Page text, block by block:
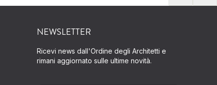
NEWSLETTER
Ricevi news dall'Ordine degli Architetti e
rimani aggiornato sulle ultime novità.